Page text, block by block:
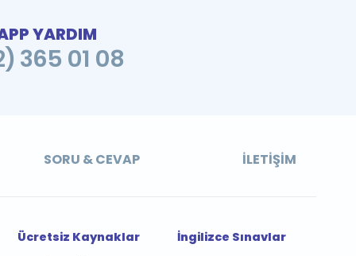
YARDIM
365 01 08
SORU & CEVAP İLETIŞIM
Ücretsiz Kaynaklar
İngilizce Sınavlar